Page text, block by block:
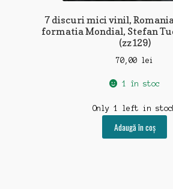
7 discuri mici vinil,
formatia Mondial, Stefan
(zz129)
70,00 lei
1 în stoc
Only 1 left in
Adaugă în coș